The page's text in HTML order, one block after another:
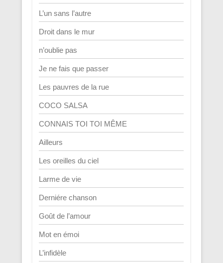
L’un sans l’autre
Droit dans le mur
n’oublie pas
Je ne fais que passer
Les pauvres de la rue
COCO SALSA
CONNAIS TOI TOI MÊME
Ailleurs
Les oreilles du ciel
Larme de vie
Derniére chanson
Goût de l’amour
Mot en émoi
L’infidèle